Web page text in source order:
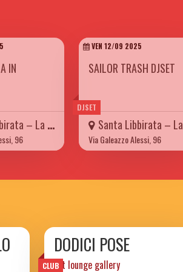
IN
La Carretteria
96
DJSET
VEN 12/09 2025
SAILOR TRASH DJSET
Santa Libbirata – La Carretteria
Via Galeazzo Alessi, 96
CLUB
DODICI POSE
art lounge gallery